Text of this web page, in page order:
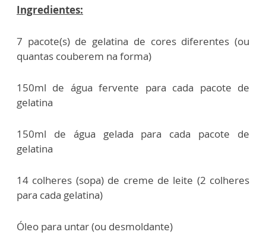
Ingredientes:
7 pacote(s) de gelatina de cores diferentes (ou
quantas couberem na forma)
150ml de água fervente para cada pacote de
gelatina
150ml de água gelada para cada pacote de
gelatina
14 colheres (sopa) de creme de leite (2 colheres
para cada gelatina)
Óleo para untar (ou desmoldante)